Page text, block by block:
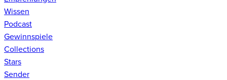
Wissen
Podcast
Gewinnspiele
Collections
Stars
Sender